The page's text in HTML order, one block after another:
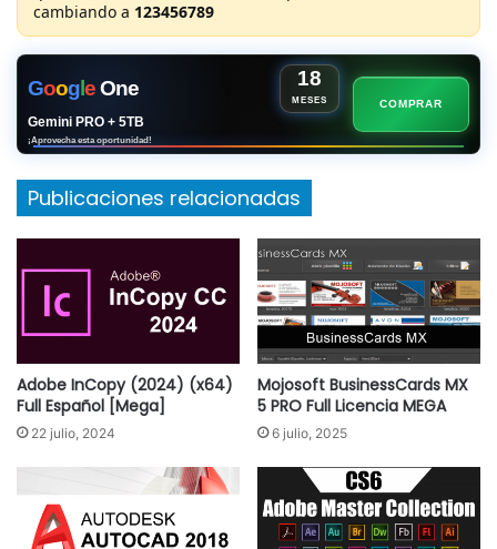
cambiando a 123456789
GoogeOne 18
MESES
Gemini PRO + 5TB
¡Aprovecha esta oportunidad!
COMPRAR
Publicaciones relacionadas
Adobe InCopy (2024) (x64)
Full Español [Mega]
22 julio, 2024
Mojosoft BusinessCards MX
5 PRO Full Licencia MEGA
6 julio, 2025